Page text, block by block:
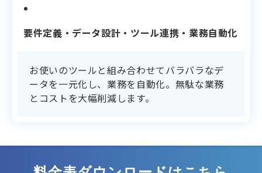
要件定義・データ設計・ツール連携・業務自動化
お使いのツールと組み合わせてバラバラなデ
ータを一元化し、業務を自動化。無駄な業務
とコストを大幅削減します。